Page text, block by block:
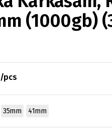
(1000gb)
pcs
35mm 41mm